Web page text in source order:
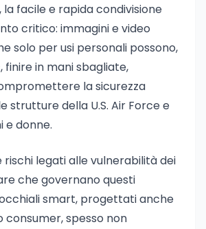
facile e rapida condivisione
critico: immagini e video
solo per usi personali possono,
finire in mani sbagliate,
la sicurezza
strutture della U.S. Air Force e
e donne.
rischi legati alle vulnerabilità dei
che governano questi
smart, progettati anche
spesso non